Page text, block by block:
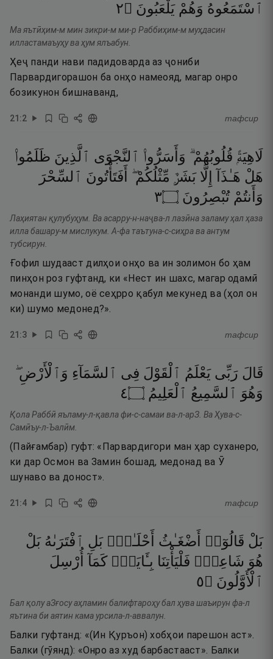
ٱسْتَمَعُوهُ وَهُمْ يَلْعَبُونَ ۝٢
Ма яътӣҳим-м мин зикри-м ми-р Раббиҳим-м муҳдасин
илластамаъуҳу ва ҳум ялъабун.
Ҳеҷ панди нави падидоварда аз ҷониби
Парвардигорашон ба онҳо намеояд, магар онро
бозикунон бишнаванд,
21:2 тафсир
لَاهِيَةًۭ قُلُوبُهُمْ ۗ وَأَسَرُّوا۟ ٱلنَّجْوَى ٱلَّذِينَ ظَلَمُوا۟
هَلْ هَـٰذَآ إِلَّا بَشَرٌۭ مِّثْلُكُمْ ۖ أَفَتَأْتُونَ ٱلسِّحْرَ
وَأَنتُمْ تُبْصِرُونَ ۝٣
Лаҳиятан қулубуҳум. Ва асарру-н-наҷва-л лазӣна заламу ҳал ҳаза
илла башару-м мислукум. А-фа таътуна-с-сиҳра ва антум
тубсирун.
Ғофил шудааст дилҳои онҳо ва ин золимон бо ҳам
пинҳон роз гуфтанд, ки «Нест ин шахс, магар одамӣ
монанди шумо, оё сеҳрро қабул мекунед ва (ҳол он
ки) шумо медонед?».
21:3 тафсир
قَالَ رَبِّى يَعْلَمُ ٱلْقَوْلَ فِى ٱلسَّمَآءِ وَٱلْأَرْضِ ۖ
وَهُوَ ٱلسَّمِيعُ ٱلْعَلِيمُ ۝٤
Қола Раббӣ яъламу-л-қавла фи-с-самаи ва-л-арЗ. Ва Ҳува-с-
Самӣъу-л-Ъалӣм.
(Пайғамбар) гуфт: «Парвардигори ман ҳар суханеро,
ки дар Осмон ва Замин бошад, медонад ва Ӯ
шунаво ва доност».
21:4 тафсир
بَلْ قَالُوٓا۟ أَضْغَـٰثُ أَحْلَـٰمٍۭ بَلِ ٱفْتَرَىٰهُ بَلْ
هُوَ شَاعِرٌۭ فَلْيَأْتِنَا بِـَٔايَةٍۢ كَمَآ
أُرْسِلَ
ٱلْأَوَّلُونَ ۝٥
Бал қолу аЗғосу аҳламин балифтароҳу бал ҳува шаъирун фа-л
яътина би аятин кама урсила-л-аввалун.
Балки гуфтанд: «(Ин Қуръон) хобҳои парешон аст».
Балки (гӯянд): «Онро аз худ барбастааст». Балки